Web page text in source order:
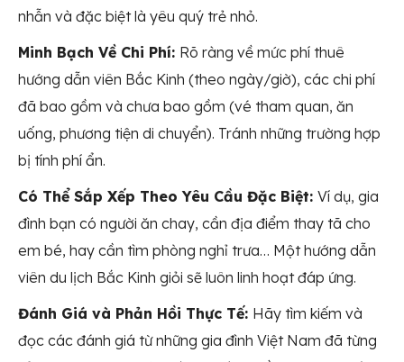
nhẫn và đặc biệt là yêu quý trẻ nhỏ.
Minh Bạch Về Chi Phí: Rõ ràng về mức phí thuê
hướng dẫn viên Bắc Kinh (theo ngày/giờ), các chi phí
đã bao gồm và chưa bao gồm (vé tham quan, ăn
uống, phương tiện di chuyển). Tránh những trường hợp
bị tính phí ẩn.
Có Thể Sắp Xếp Theo Yêu Cầu Đặc Biệt: Ví dụ, gia
đình bạn có người ăn chay, cần địa điểm thay tã cho
em bé, hay cần tìm phòng nghỉ trưa… Một hướng dẫn
viên du lịch Bắc Kinh giỏi sẽ luôn linh hoạt đáp ứng.
Đánh Giá và Phản Hồi Thực Tế: Hãy tìm kiếm và
đọc các đánh giá từ những gia đình Việt Nam đã từng